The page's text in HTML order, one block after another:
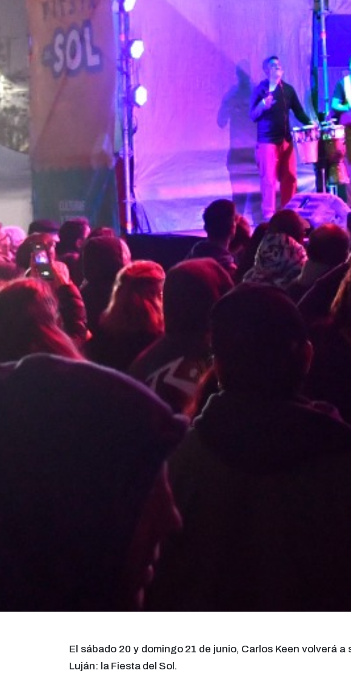
El sábado 20 y domingo 21 de junio, Carlos Keen volverá
Luján: la Fiesta del Sol.